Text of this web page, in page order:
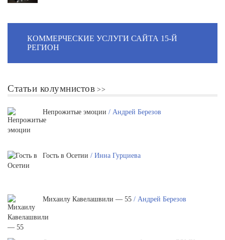
КОММЕРЧЕСКИЕ УСЛУГИ САЙТА 15-Й
РЕГИОН
Статьи колумнистов
Непрожитые эмоции / Андрей Березов
Гость в Осетии / Инна Гурциева
Михаилу Кавелашвили — 55 / Андрей Березов